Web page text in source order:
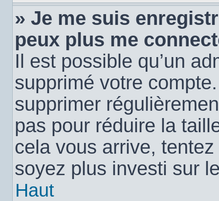
» Je me suis
peux plus me
Il est possible qu’un
supprimé votre
supprimer
pas pour réduire la
cela vous arrive,
soyez plus investi sur
Haut